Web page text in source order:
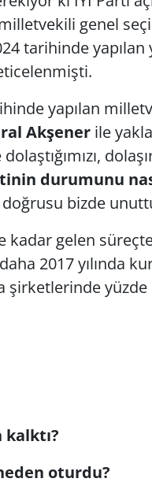
genel
tarihinde yapılan
yapılan
Akşenerile
durumunu
bizde
kadar gelen
2017 yılında
şirketlerinde yüzde
oturdu?